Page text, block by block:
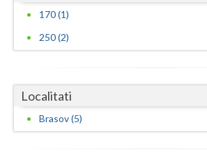
Vaslui
Vrancea
170 (1)
250 (2)
Localitati
Brasov (5)